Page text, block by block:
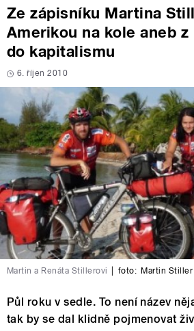
Ze zápisníku Martina
Amerikou na kole aneb z
do kapitalismu
6. říjen 2010
Martin a Renáta Stillerovi foto: Martin Stiller
Půl roku v sedle. To není název
tak by se dal klidně pojmenovat